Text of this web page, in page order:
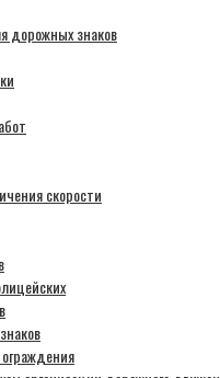
дорожных знаков
скорости